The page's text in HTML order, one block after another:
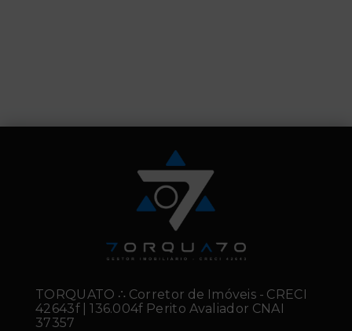
TORQUATO ∴ Corretor de Imóveis - CRECI
42643f | 136.004f Perito Avaliador CNAI
37357